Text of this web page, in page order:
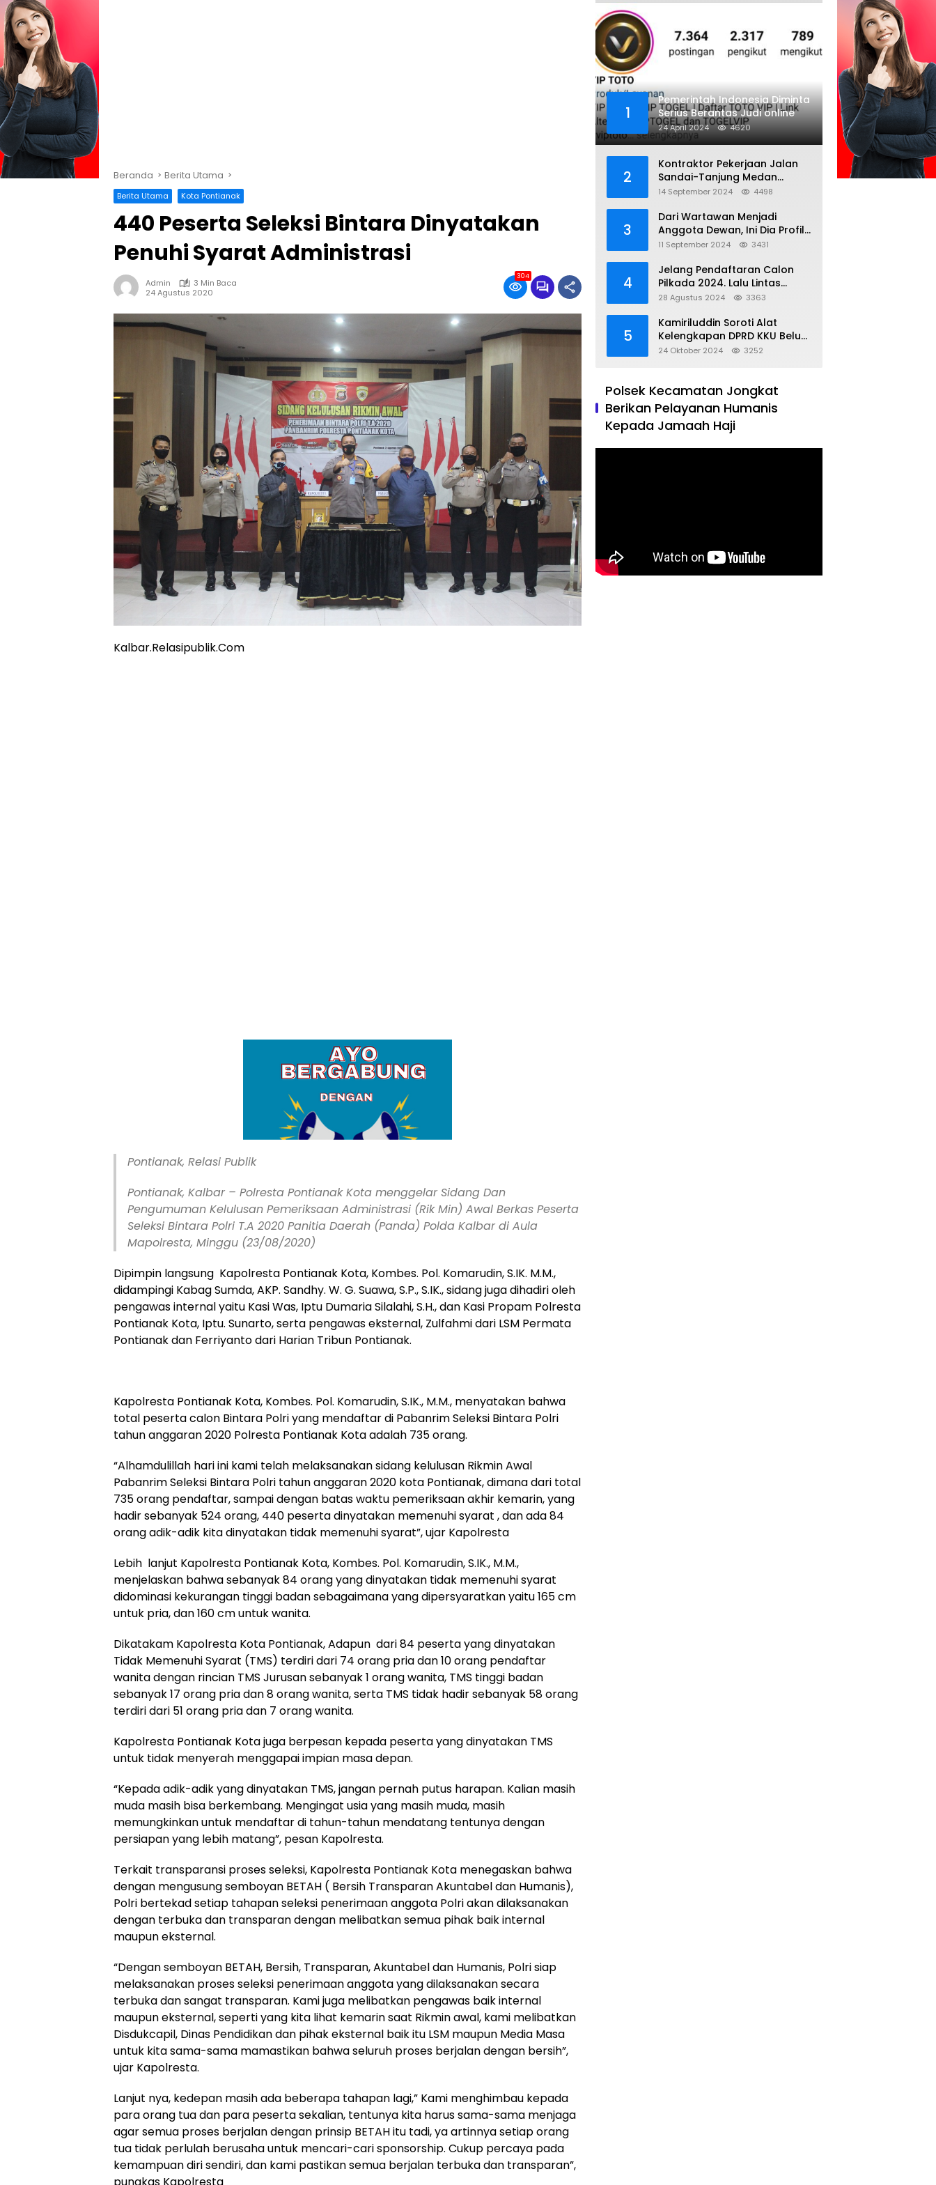
Beranda Berita Utama
Berita Utama Kota Pontianak
440 Peserta Seleksi Bintara Dinyatakan
Penuhi Syarat Administrasi
Admin
3 Min Baca
24 Agustus 2020
304
Kalbar.Relasipublik.Com
Pontianak, Relasi Publik
Pontianak, Kalbar – Polresta Pontianak Kota menggelar Sidang Dan
Pengumuman Kelulusan Pemeriksaan Administrasi (Rik Min) Awal Berkas Peserta
Seleksi Bintara Polri T.A 2020 Panitia Daerah (Panda) Polda Kalbar di Aula
Mapolresta, Minggu (23/08/2020)
Dipimpin langsung Kapolresta Pontianak Kota, Kombes. Pol. Komarudin, S.IK. M.M.,
didampingi Kabag Sumda, AKP. Sandhy. W. G. Suawa, S.P., S.IK., sidang juga dihadiri oleh
pengawas internal yaitu Kasi Was, Iptu Dumaria Silalahi, S.H., dan Kasi Propam Polresta
Pontianak Kota, Iptu. Sunarto, serta pengawas eksternal, Zulfahmi dari LSM Permata
Pontianak dan Ferriyanto dari Harian Tribun Pontianak.
Kapolresta Pontianak Kota, Kombes. Pol. Komarudin, S.IK., M.M., menyatakan bahwa
total peserta calon Bintara Polri yang mendaftar di Pabanrim Seleksi Bintara Polri
tahun anggaran 2020 Polresta Pontianak Kota adalah 735 orang.
“Alhamdulillah hari ini kami telah melaksanakan sidang kelulusan Rikmin Awal
Pabanrim Seleksi Bintara Polri tahun anggaran 2020 kota Pontianak, dimana dari total
735 orang pendaftar, sampai dengan batas waktu pemeriksaan akhir kemarin, yang
hadir sebanyak 524 orang, 440 peserta dinyatakan memenuhi syarat , dan ada 84
orang adik-adik kita dinyatakan tidak memenuhi syarat”, ujar Kapolresta
Lebih lanjut Kapolresta Pontianak Kota, Kombes. Pol. Komarudin, S.IK., M.M.,
menjelaskan bahwa sebanyak 84 orang yang dinyatakan tidak memenuhi syarat
didominasi kekurangan tinggi badan sebagaimana yang dipersyaratkan yaitu 165 cm
untuk pria, dan 160 cm untuk wanita.
Dikatakam Kapolresta Kota Pontianak, Adapun dari 84 peserta yang dinyatakan
Tidak Memenuhi Syarat (TMS) terdiri dari 74 orang pria dan 10 orang pendaftar
wanita dengan rincian TMS Jurusan sebanyak 1 orang wanita, TMS tinggi badan
sebanyak 17 orang pria dan 8 orang wanita, serta TMS tidak hadir sebanyak 58 orang
terdiri dari 51 orang pria dan 7 orang wanita.
Kapolresta Pontianak Kota juga berpesan kepada peserta yang dinyatakan TMS
untuk tidak menyerah menggapai impian masa depan.
“Kepada adik-adik yang dinyatakan TMS, jangan pernah putus harapan. Kalian masih
muda masih bisa berkembang. Mengingat usia yang masih muda, masih
memungkinkan untuk mendaftar di tahun-tahun mendatang tentunya dengan
persiapan yang lebih matang”, pesan Kapolresta.
Terkait transparansi proses seleksi, Kapolresta Pontianak Kota menegaskan bahwa
dengan mengusung semboyan BETAH ( Bersih Transparan Akuntabel dan Humanis),
Polri bertekad setiap tahapan seleksi penerimaan anggota Polri akan dilaksanakan
dengan terbuka dan transparan dengan melibatkan semua pihak baik internal
maupun eksternal.
“Dengan semboyan BETAH, Bersih, Transparan, Akuntabel dan Humanis, Polri siap
melaksanakan proses seleksi penerimaan anggota yang dilaksanakan secara
terbuka dan sangat transparan. Kami juga melibatkan pengawas baik internal
maupun eksternal, seperti yang kita lihat kemarin saat Rikmin awal, kami melibatkan
Disdukcapil, Dinas Pendidikan dan pihak eksternal baik itu LSM maupun Media Masa
untuk kita sama-sama mamastikan bahwa seluruh proses berjalan dengan bersih”,
ujar Kapolresta.
Lanjut nya, kedepan masih ada beberapa tahapan lagi,” Kami menghimbau kepada
para orang tua dan para peserta sekalian, tentunya kita harus sama-sama menjaga
agar semua proses berjalan dengan prinsip BETAH itu tadi, ya artinnya setiap orang
tua tidak perlulah berusaha untuk mencari-cari sponsorship. Cukup percaya pada
kemampuan diri sendiri, dan kami pastikan semua berjalan terbuka dan transparan”,
pungkas Kapolresta
1
Pemerintah Indonesia Diminta
Serius Berantas Judi online
24 April 2024 4620
2
Kontraktor Pekerjaan Jalan
Sandai-Tanjung Medan
diduga Menggunakan Matrial
14 September 2024 4498
3
Dari Wartawan Menjadi
Anggota Dewan, Ini Dia Profil
Kamiriludin Anggota DPRD
11 September 2024 3431
4
Jelang Pendaftaran Calon
Pilkada 2024. Lalu Lintas
Kayong Utara Aman dan
28 Agustus 2024 3363
5
Kamiriluddin Soroti Alat
Kelengkapan DPRD KKU Belum
Terbentuk
24 Oktober 2024 3252
Polsek Kecamatan Jongkat
Berikan Pelayanan Humanis
Kepada Jamaah Haji